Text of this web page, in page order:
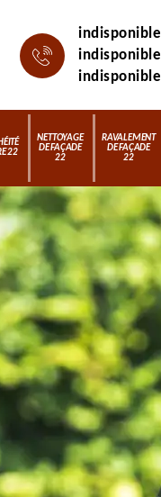
indisponible
indisponible
indisponible
22
NETTOYAGE
DE FAÇADE
22
RAVALEMENT
DE FAÇADE
22